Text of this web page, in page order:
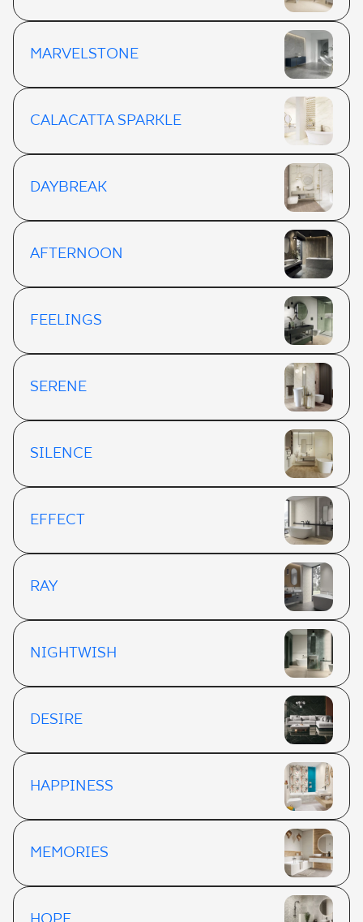
MARVELSTONE
CALACATTA SPARKLE
DAYBREAK
AFTERNOON
FEELINGS
SERENE
SILENCE
EFFECT
RAY
NIGHTWISH
DESIRE
HAPPINESS
MEMORIES